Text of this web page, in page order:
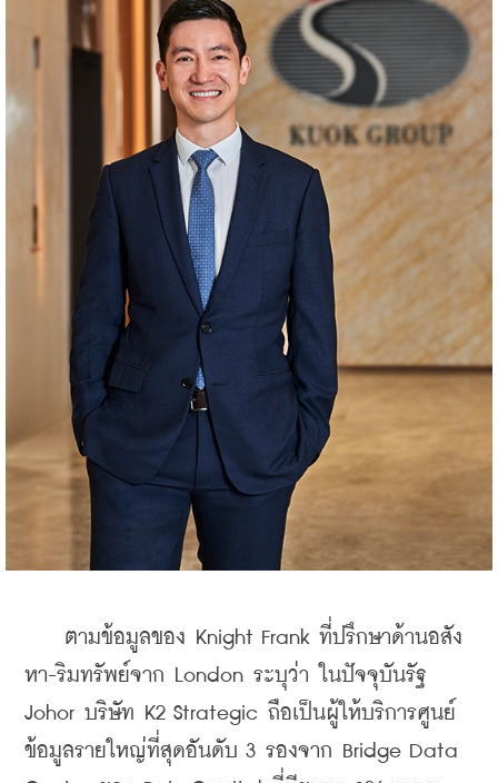
ตามข้อมูลของ Knight Frank ที่ปรึกษาด้านอสัง
หา-ริมทรัพย์จาก London ระบุว่า ในปัจจุบันรัฐ
Johor บริษัท
K2 Strategic ถือเป็นผู้ให้บริการศูนย์
ข้อมูลรายใหญ่ที่สุดอันดับ 3 รองจาก Bridge Data